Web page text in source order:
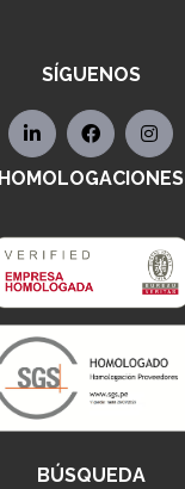
SÍGUENOS
HOMOLOGACIONES
BÚSQUEDA